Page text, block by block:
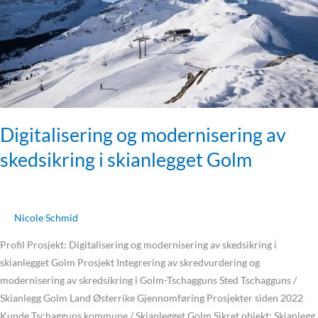
Digitalisering og modernisering av
skedsikring i skianlegget Golm
Nicole Schmid
Profil Prosjekt: Digitalisering og modernisering av skedsikring i
skianlegget Golm Prosjekt Integrering av skredvurdering og
modernisering av skredsikring i Golm-Tschagguns Sted Tschagguns /
Skianlegg Golm Land Østerrike Gjennomføring Prosjekter siden 2022
skianlegget
Golm